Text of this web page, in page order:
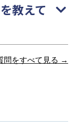
教えて
問をすべて見る →